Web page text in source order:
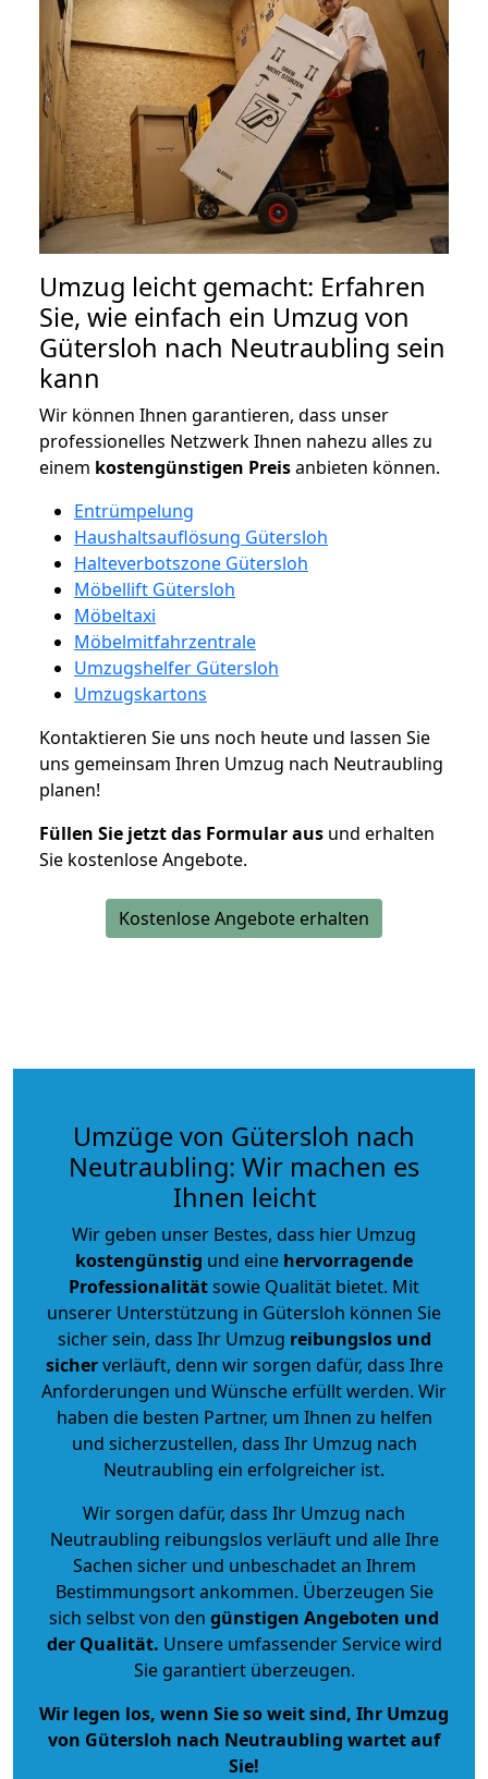
Umzug leicht gemacht: Erfahren
Sie, wie einfach ein Umzug von
Gütersloh nach Neutraubling sein
kann
Wir können Ihnen garantieren, dass unser
professionelles Netzwerk Ihnen nahezu alles zu
einem kostengünstigen Preisanbieten können.
Entrümpelung
Haushaltsauflösung Gütersloh
Halteverbotszone Gütersloh
Möbellift Gütersloh
Möbeltaxi
Möbelmitfahrzentrale
Umzugshelfer Gütersloh
Umzugskartons
Kontaktieren Sie uns noch heute und lassen Sie
uns gemeinsam Ihren Umzug nach Neutraubling
planen!
Füllen Sie jetzt das Formular aus und erhalten
Sie kostenlose Angebote.
Kostenlose Angebote erhalten
Umzüge von Gütersloh nach
Neutraubling: Wir machen es
Ihnen leicht
Wir geben unser Bestes, dass hier Umzug
kostengünstig und eine hervorragende
Professionalitätsowie Qualität bietet. Mit
unserer Unterstützung in Gütersloh können Sie
sicher sein, dass Ihr Umzug reibungslos und
sicherverläuft, denn wir sorgen dafür, dass Ihre
Anforderungen und Wünsche erfüllt werden. Wir
haben die besten Partner, um Ihnen zu helfen
und sicherzustellen, dass Ihr Umzug nach
Neutraubling ein erfolgreicher ist.
Wir sorgen dafür, dass Ihr Umzug nach
Neutraubling reibungslos verläuft und alle Ihre
Sachen sicher und unbeschadet an Ihrem
Bestimmungsort ankommen. Überzeugen Sie
sich selbst von den günstigen Angeboten und
der Qualität. Unsere umfassender Service wird
Sie garantiert überzeugen.
Wir legen los, wenn Sie so weit sind, Ihr Umzug
von Gütersloh nach Neutraubling wartet auf
Sie!